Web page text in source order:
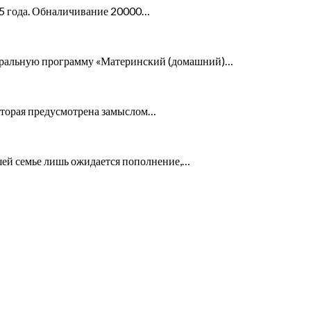
года. Обналичивание 20000…
программу «Материнский (домашний)…
предусмотрена замыслом…
семье лишь ожидается пополнение,…